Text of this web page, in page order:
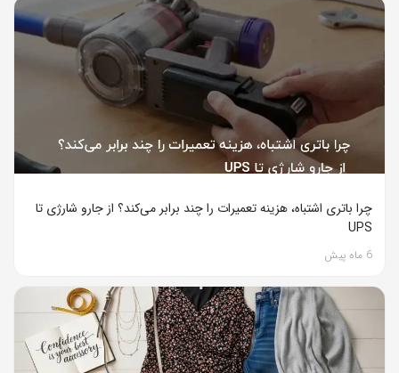
چرا باتری اشتباه، هزینه تعمیرات را چند برابر می‌کند؟ از جارو شارژی تا
UPS
6 ماه پیش